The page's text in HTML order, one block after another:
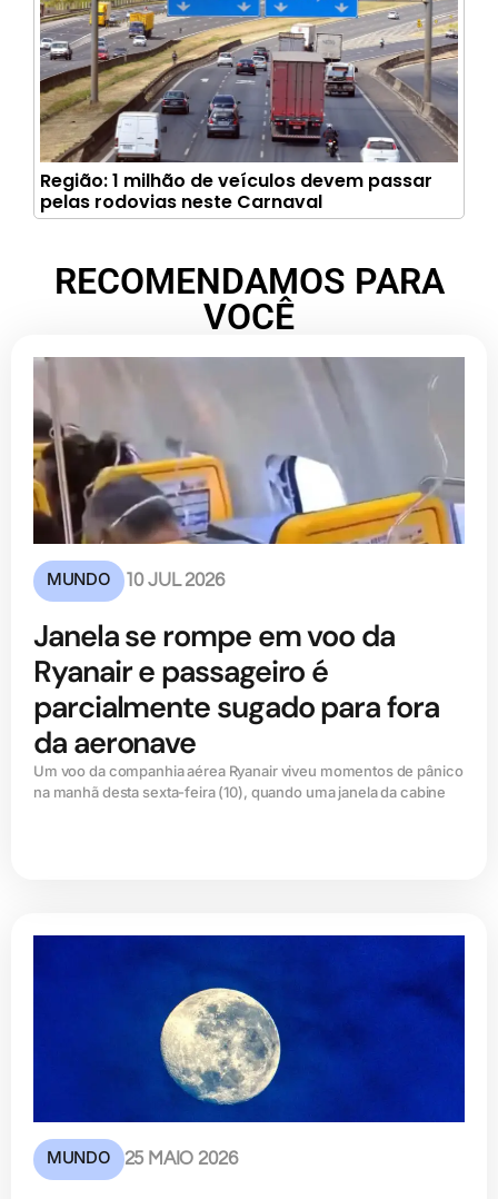
Região: 1 milhão de veículos devem passar
pelas rodovias neste Carnaval
RECOMENDAMOS PARA
VOCÊ
MUNDO 10 JUL 2026
Janela se rompe em voo da
Ryanair e passageiro é
parcialmente sugado para fora
da aeronave
Um voo da companhia aérea Ryanair viveu momentos de pânico
na manhã desta sexta-feira (10), quando uma janela da cabine
MUNDO 25 MAIO 2026